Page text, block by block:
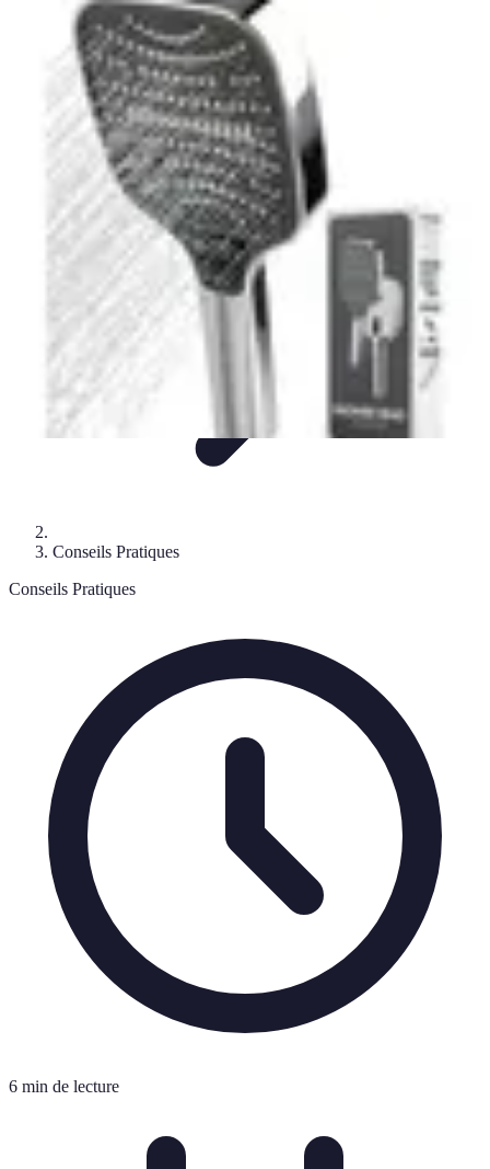
Intervention Plombier
Avis ExpertsProblèmes Communs
Intervention Plombier
Conseils Pratiques
Conseils Pratiques
6 min de lecture